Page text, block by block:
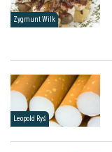
Zygmunt Wilk
Leopold Ryś